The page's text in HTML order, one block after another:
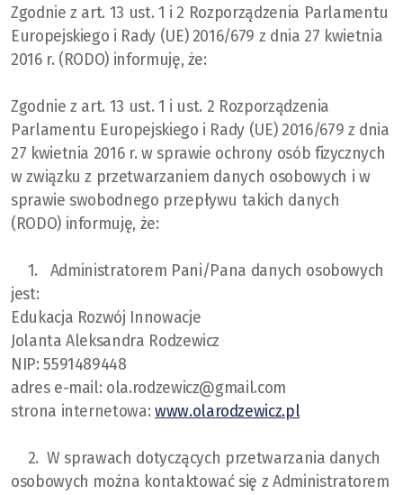
Zgodnie z art. 13 ust. 1 i 2 Rozporządzenia Parlamentu
Europejskiego i Rady (UE) 2016/679 z dnia 27 kwietnia
2016 r. (RODO) informuję, że:
Zgodnie z art. 13 ust. 1 i ust. 2 Rozporządzenia
Parlamentu Europejskiego i Rady (UE) 2016/679 z dnia
27 kwietnia 2016 r. w sprawie ochrony osób fizycznych
w związku z przetwarzaniem danych osobowych i w
sprawie swobodnego przepływu takich danych
(RODO) informuję, że:
1. Administratorem Pani/Pana danych osobowych
jest:
Edukacja Rozwój Innowacje
Jolanta Aleksandra Rodzewicz
NIP: 5591489448
adres e-mail: ola.rodzewicz@gmail.com
strona internetowa: www.olarodzewicz.pl
2. W sprawach dotyczących przetwarzania danych
osobowych można kontaktować się z Administratorem